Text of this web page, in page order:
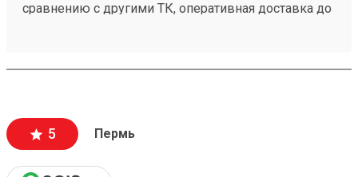
сравнению с другими ТК, оперативная доставка до
5 Пермь